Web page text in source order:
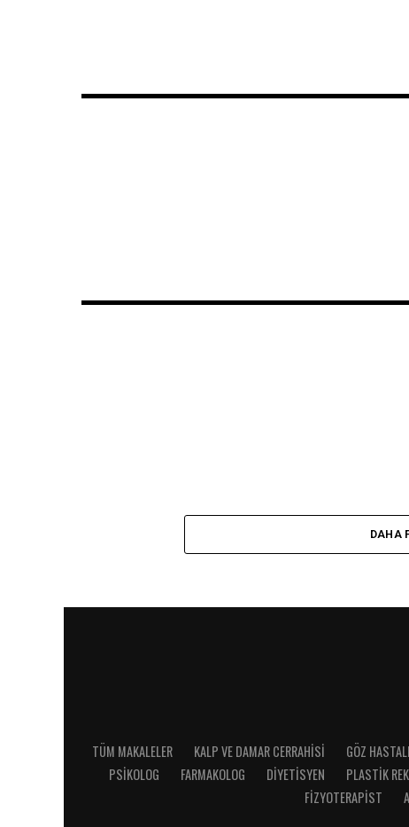
DAHA
TÜM MAKALELER KALP VE DAMAR CERRAHISI GÖZ
PSIKOLOG
FARMAKOLOG DIYETISYEN PLASTIK
FIZYOTERAPIST